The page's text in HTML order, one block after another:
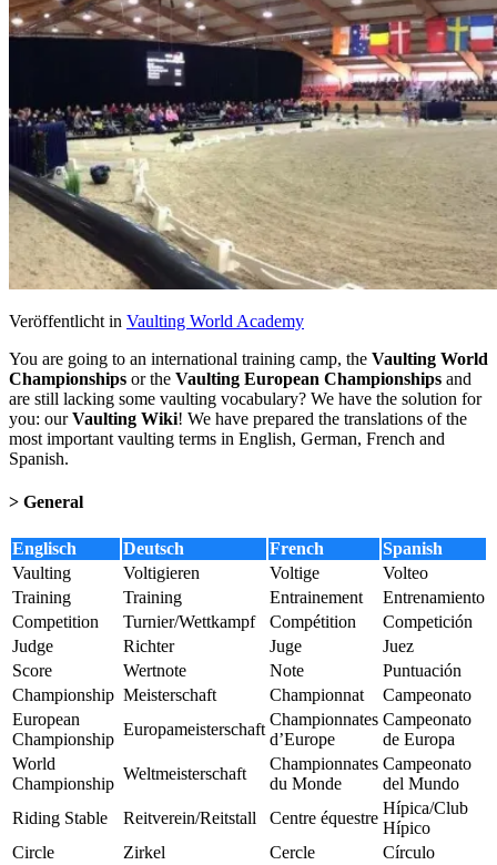
Veröffentlicht in Vaulting World Academy
You are going to an international training camp, the Vaulting World
Championships or the Vaulting European Championships and
are still lacking some vaulting vocabulary? We have the solution for
you: ourVaulting Wiki! We have prepared the translations of the
most important vaulting terms in English, German, French and
Spanish.
> General
Englisch Deutsch French
Spanish
Vaulting
Voltigieren Voltige
Volteo
Training
Training Entrainement
Entrenamiento
Competition
Turnier/Wettkampf Compétition
Competición
Judge
Richter Juge
Juez
Score
Wertnote Note
Puntuación
Championship Meisterschaft Championnat
Campeonato
European
Championship
Europameisterschaft
Championnates
d’Europe
Campeonato
de Europa
World
Championship
Weltmeisterschaft
Championnates
du Monde
Campeonato
del Mundo
Riding Stable
Reitverein/Reitstall Centre équestre
Hípica/Club
Hípico
Circle
Zirkel Cercle
Círculo